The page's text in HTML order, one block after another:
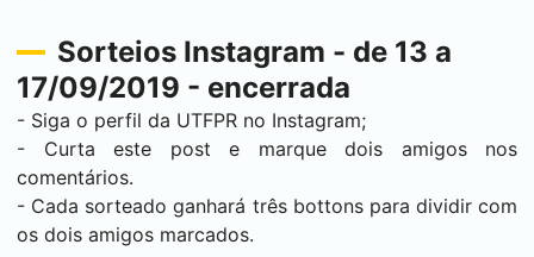
Sorteios Instagram - de 13 a
17/09/2019 - encerrada
- Siga o perfil da UTFPR no Instagram;
- Curta este post e marque dois amigos nos
comentários.
- Cada sorteado ganhará três bottons para dividir com
os dois amigos marcados.